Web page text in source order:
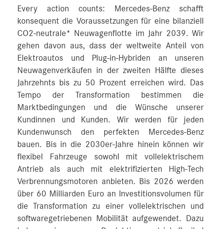
Every action counts: Mercedes-Benz schafft
konsequent die Voraussetzungen für eine bilanziell
CO2-neutrale* Neuwagenflotte im Jahr 2039. Wir
gehen davon aus, dass der weltweite Anteil von
Elektroautos und Plug-in-Hybriden an unseren
Neuwagenverkäufen in der zweiten Hälfte dieses
Jahrzehnts bis zu 50 Prozent erreichen wird. Das
Tempo der Transformation bestimmen die
Marktbedingungen und die Wünsche unserer
Kundinnen und Kunden. Wir werden für jeden
Kundenwunsch den perfekten Mercedes-Benz
bauen. Bis in die 2030er-Jahre hinein können wir
flexibel Fahrzeuge sowohl mit vollelektrischem
Antrieb als auch mit elektrifizierten High-Tech
Verbrennungsmotoren anbieten. Bis 2026 werden
über 60 Milliarden Euro an Investitionsvolumen für
die Transformation zu einer vollelektrischen und
softwaregetriebenen Mobilität aufgewendet. Dazu